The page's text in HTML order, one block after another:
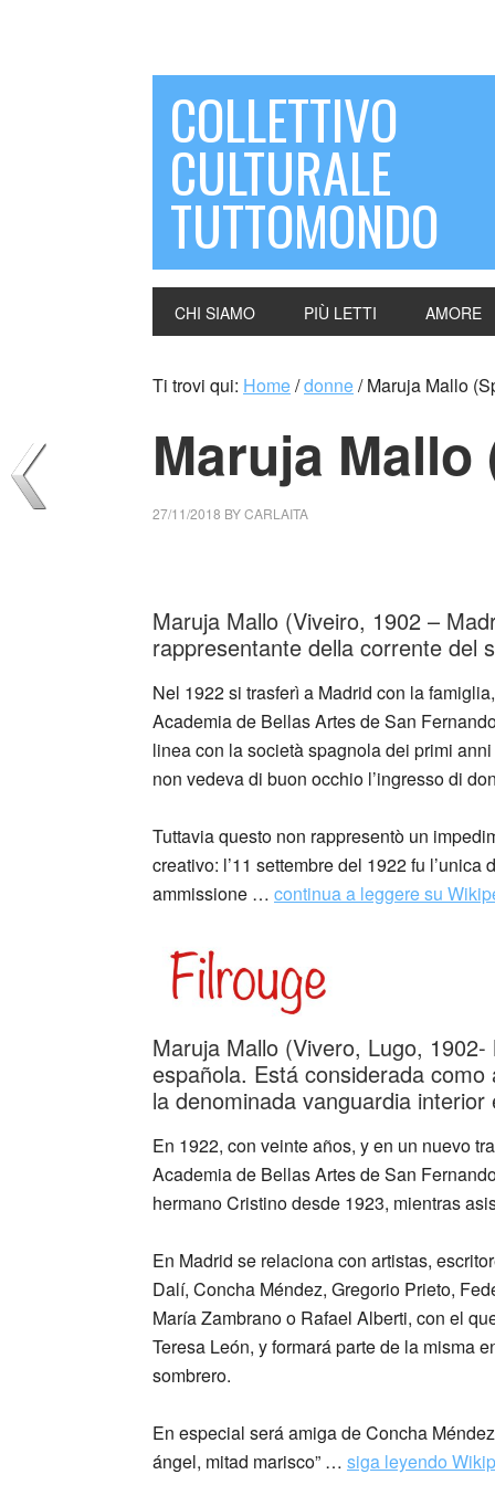
COLLETTIVO
CULTURALE
TUTTOMONDO
CHI SIAMO PIÙ LETTI AMORE
Ti trovi qui: Home/donne/Maruja Mallo
Maruja Mallo
27/11/2018 BYCARLAITA
Maruja Mallo (Viveiro, 1902 –
rappresentante della corrente del
Nel 1922 si trasferì a Madrid con la
Academia de Bellas Artes de San
linea con la società spagnola dei primi
non vedeva di buon occhio l’ingresso di
Tuttavia questo non rappresentò un
creativo: l’11 settembre del 1922 fu
ammissione … continua a leggere su
Maruja Mallo (Vivero, Lugo,
española.​ Está considerada
la denominada vanguardia interior
En 1922, con veinte años, y en un nuevo
Academia de Bellas Artes de San
hermano Cristino desde 1923, mientras
En Madrid se relaciona con artistas,
Dalí, Concha Méndez, Gregorio Prieto,
María Zambrano o Rafael Alberti, con el
Teresa León,​ y formará parte de la misma
sombrero.
En especial será amiga de Concha
ángel, mitad marisco” … siga leyendo